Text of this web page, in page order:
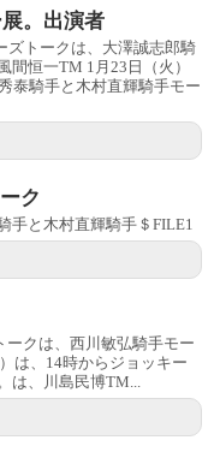
。出演者
ズトークは、大澤誠志郎騎
恒一TM 1月23日（火）
泰騎手と木村直輝騎手モー
ク
手と木村直輝騎手＄FILE1
クは、西川敏弘騎手モー
は、14時からジョッキー
は、川島民博TM...